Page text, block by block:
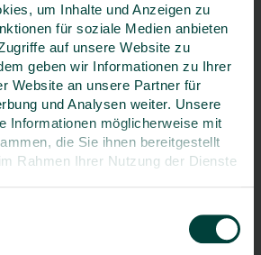
um Inhalte und Anzeigen zu
für soziale Medien anbieten
auf unsere Website zu
geben wir Informationen zu Ihrer
Website an unsere Partner für
und Analysen weiter. Unsere
Informationen möglicherweise mit
die Sie ihnen bereitgestellt
Rahmen Ihrer Nutzung der Dienste